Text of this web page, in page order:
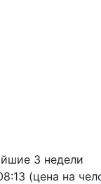
3 недели
(цена на